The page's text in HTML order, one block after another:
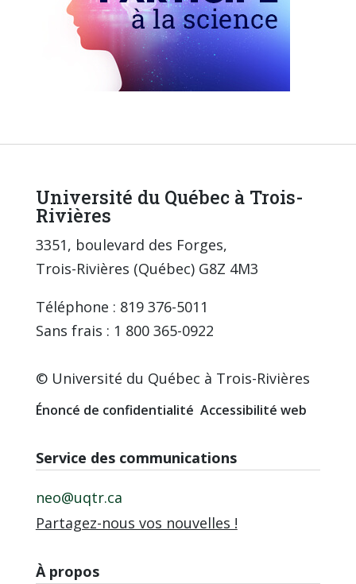
Université du Québec à Trois-
Rivières
3351, boulevard des Forges,
Trois-Rivières (Québec) G8Z 4M3
Téléphone : 819 376-5011
Sans frais : 1 800 365-0922
© Université du Québec à Trois-Rivières
Énoncé de confidentialité Accessibilité web
Service des communications
neo@uqtr.ca
Partagez-nous vos nouvelles !
À propos